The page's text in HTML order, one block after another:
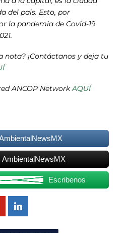
del país. Esto, por
la pandemia de Covid-19
nota? ¡Contáctanos y deja tu
ANCOP NetworkAQUÍ
AmbientalNewsMX
Escribenos